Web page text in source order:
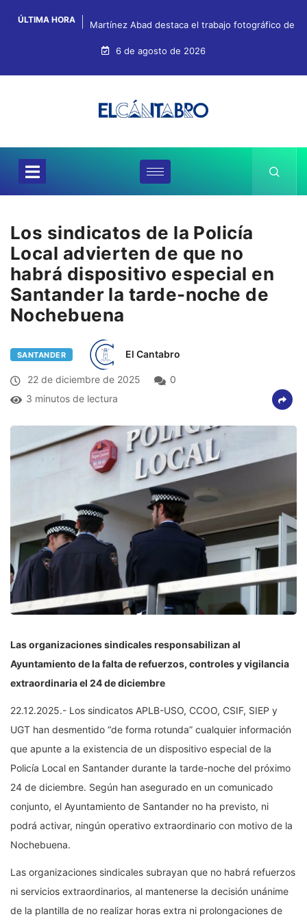
ÚLTIMA HORA Martínez Abad destaca el trabajo fotográfico de
6 de agosto de 2026
Los sindicatos de la Policía
Local advierten de que no
habrá dispositivo especial en
Santander la tarde-noche de
Nochebuena
SANTANDER El Cantabro
22 de diciembre de 2025
0
3 minutos de lectura
Las organizaciones sindicales responsabilizan al
Ayuntamiento de la falta de refuerzos, controles y vigilancia
extraordinaria el 24 de diciembre
22.12.2025.- Los sindicatos APLB-USO, CCOO, CSIF, SIEP y
UGT han desmentido “de forma rotunda” cualquier información
que apunte a la existencia de un dispositivo especial de la
Policía Local en Santander durante la tarde-noche del próximo
24 de diciembre. Según han asegurado en un comunicado
conjunto, el Ayuntamiento de Santander no ha previsto, ni
podrá activar, ningún operativo extraordinario con motivo de la
Nochebuena.
Las organizaciones sindicales subrayan que no habrá refuerzos
ni servicios extraordinarios, al mantenerse la decisión unánime
de la plantilla de no realizar horas extra ni prolongaciones de